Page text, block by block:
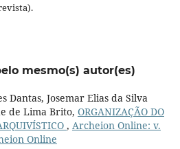
mesmo(s) autor(es)
Dantas, Josemar Elias da Silva
de Lima Brito, ORGANIZAÇÃO DO
, Archeion Online: v.
Online